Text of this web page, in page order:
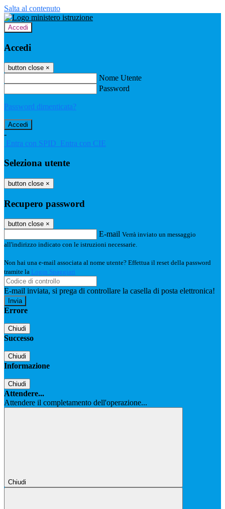
Salta al contenuto
Accedi
Accedi
button close ×
Nome Utente
Password
Password dimenticata?
-
Entra con SPID Entra con CIE
Seleziona utente
button close ×
Recupero password
button close ×
E-mail Verrà inviato un messaggio
all'indirizzo indicato con le istruzioni necessarie.
Non hai una e-mail associata al nome utente? Effettua il reset della password
tramite la Login Spaggiari
E-mail inviata, si prega di controllare la casella di posta elettronica!
Errore
Chiudi
Successo
Chiudi
Informazione
Chiudi
Attendere...
Attendere il completamento dell'operazione...
Chiudi